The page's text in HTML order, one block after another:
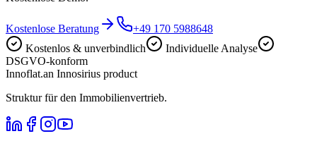
Kostenlose Beratung
+49 170 5988648
Kostenlos & unverbindlich
Individuelle Analyse
DSGVO-konform
Innoflat.an Innosirius product
Struktur für den Immobilienvertrieb.